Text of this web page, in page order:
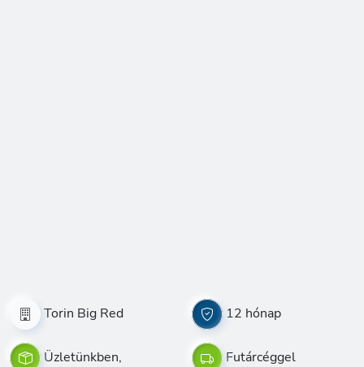
Torin Big Red 12 hónap
Üzletünkben,
Futárcéggel